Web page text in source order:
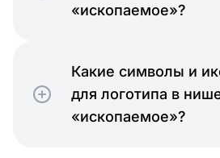
«ископаемое»?
Какие символы и
для логотипа в
«ископаемое»?